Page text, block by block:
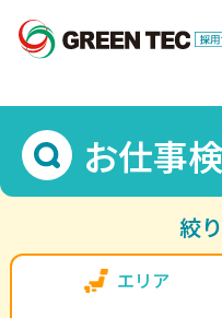
お仕事
絞
エリア